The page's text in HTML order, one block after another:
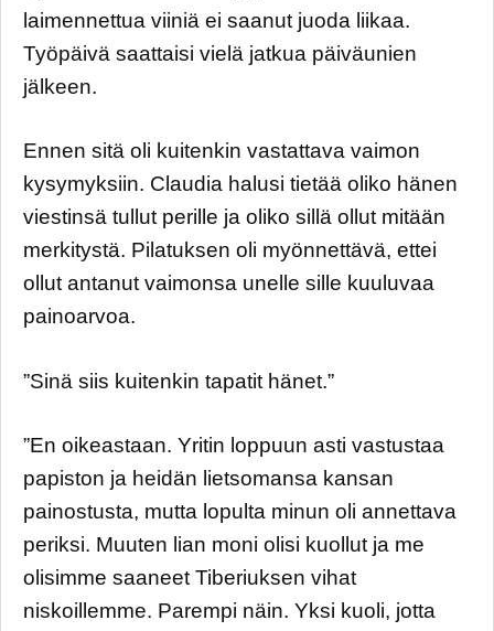
laimennettua viiniä ei saanut juoda liikaa.
Työpäivä saattaisi vielä jatkua päiväunien
jälkeen.
Ennen sitä oli kuitenkin vastattava vaimon
kysymyksiin. Claudia halusi tietää oliko hänen
viestinsä tullut perille ja oliko sillä ollut mitään
merkitystä. Pilatuksen oli myönnettävä, ettei
ollut antanut vaimonsa unelle sille kuuluvaa
painoarvoa.
”Sinä siis kuitenkin tapatit hänet.”
”En oikeastaan. Yritin loppuun asti vastustaa
papiston ja heidän lietsomansa kansan
painostusta, mutta lopulta minun oli annettava
periksi. Muuten lian moni olisi kuollut ja me
olisimme saaneet Tiberiuksen vihat
niskoillemme. Parempi näin. Yksi kuoli, jotta